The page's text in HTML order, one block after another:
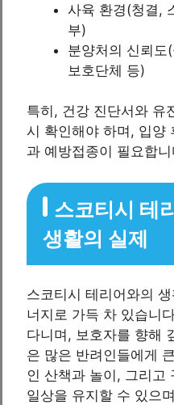
사육 환경(청결,
부)
분양처의 신뢰도
보호단체 등)
특히, 건강 진단서와 유
시 확인해야 하며, 입양
과 예방접종이 필요합니
스코티시 테
생활의 실제
스코티시 테리어와의
너지로 가득 차 있습니
다니며, 보호자를 향해
은 많은 반려인들에게
인 산책과 놀이, 그리고
일상을 유지할 수 있으